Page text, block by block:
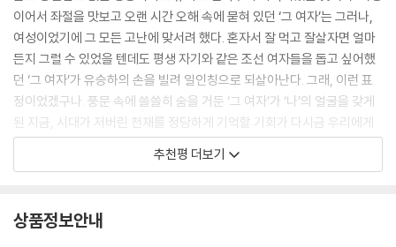
보내오기도 한바, 독자들은 책장을 넘길 때마다 한 사람의 삶을 따라가고
있다는 실감과 공감을 동시에 느끼게 된다. 그러면서 나혜석은 더이상 기
록 속에 박제된 역사의 인물이 아니라, 우리 곁에서 웃고 울고 고민하는 살
아 있는 한 사람으로 다가온다. 고독한 지식인으로서의 나혜석, 사랑과 모
성 사이에서 흔들리는 나혜석, 친구들과 함께 웃고 때로는 좌절하는 나혜
석. 이 책은 그런 다층적인 모습을 통해 나혜석이라는 이름에 다시 한번 따
뜻한 온기를 불어넣는다.
“여자이기 이전에 사람이다”
이어서 좌절을 맛보고 오랜 시간 오해 속에 묻혀 있던 ‘그 여자’는 그러나,
여성이었기에 그 모든 고난에 맞서려 했다. 혼자서 잘 먹고 잘살자면 얼마
든지 그럴 수 있었을 텐데도 평생 자기와 같은 조선 여자들을 돕고 싶어했
던 ‘그 여자’가 유승하의 손을 빌려 일인칭으로 되살아난다. 그래, 이런 표
정이었겠구나. 풍문 속에 쓸쓸히 숨을 거둔 ‘그 여자’가 ‘나’의 얼굴을 갖게
된 지금, 시대가 저버린 천재를 정당하게 기억할 기회가 다시금 우리에게
주어진 것이다.
- 박서련 (소설가)
수원여성문화공간 휴(休)는 ‘여성길 걷기’ 프로그램을 2년째 이어오고 있
추천평 더보기
상품정보안내